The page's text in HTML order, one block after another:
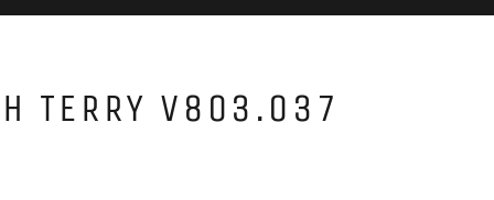
TERRY V803.037